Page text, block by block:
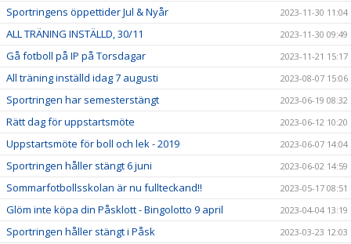
Sportringens öppettider Jul & Nyår 2023-11-30 11:04
ALL TRÄNING INSTÄLLD, 30/11 2023-11-30 09:49
Gå fotboll på IP på Torsdagar 2023-11-21 15:17
All träning inställd idag 7 augusti 2023-08-07 15:06
Sportringen har semesterstängt 2023-06-19 08:32
Rätt dag för uppstartsmöte 2023-06-12 10:20
Uppstartsmöte för boll och lek - 2019 2023-06-07 14:04
Sportringen håller stängt 6 juni 2023-06-02 14:59
Sommarfotbollsskolan är nu fullteckand!! 2023-05-17 08:51
Glöm inte köpa din Påsklott - Bingolotto 9 april 2023-04-04 13:19
Sportringen håller stängt i Påsk 2023-03-23 12:03